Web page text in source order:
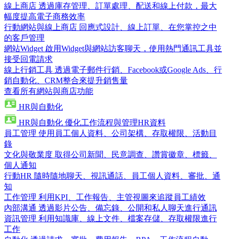
線上商店 透過庫存管理、訂單處理、配送和線上付款，最大
幅度提高電子商務效率
行動網站與線上商店 回應式設計、線上訂單、在您掌控之中
的客戶管理
網站Widget 啟用Widget與網站訪客聊天，使用熱門通訊工具並
接受回電請求
線上行銷工具 透過電子郵件行銷、Facebook或Google Ads、行
銷自動化、CRM整合來提升銷售量
查看所有網站與商店功能
HR與自動化
HR與自動化 優化工作流程與管理HR資料
員工管理 使用員工個人資料、公司架構、存取權限、活動目
錄
文化與敬業度 取得公司新聞、民意調查、讚賞徽章、標籤、
個人通知
行動HR 隨時隨地聊天、視訊通話、員工個人資料、審批、通
知
工作管理 利用KPI、工作報告、主管視圖來追蹤員工績效
內部溝通 透過影片公告、備忘錄、公開和私人聊天進行通訊
資訊管理 利用知識庫、線上文件、檔案存儲、存取權限進行
工作